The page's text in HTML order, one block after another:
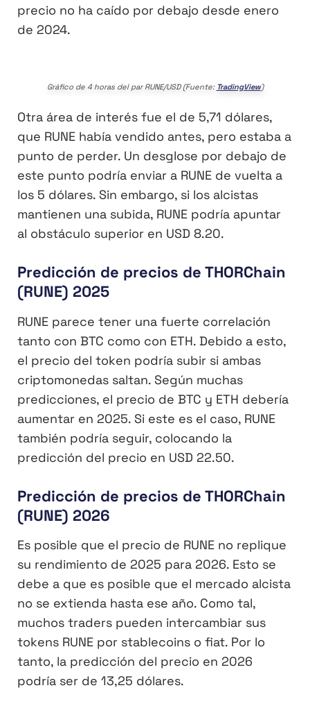
precio no ha caído por debajo desde enero
de 2024.
Gráfico de 4 horas del par RUNE/USD (Fuente: TradingView)
Otra área de interés fue el de 5,71 dólares,
que RUNE había vendido antes, pero estaba a
punto de perder. Un desglose por debajo de
este punto podría enviar a RUNE de vuelta a
los 5 dólares. Sin embargo, si los alcistas
mantienen una subida, RUNE podría apuntar
al obstáculo superior en USD 8.20.
Predicción de precios de THORChain
(RUNE) 2025
RUNE parece tener una fuerte correlación
tanto con BTC como con ETH. Debido a esto,
el precio del token podría subir si ambas
criptomonedas saltan. Según muchas
predicciones, el precio de BTC y ETH debería
aumentar en 2025. Si este es el caso, RUNE
también podría seguir, colocando la
predicción del precio en USD 22.50.
Predicción de precios de THORChain
(RUNE) 2026
Es posible que el precio de RUNE no replique
su rendimiento de 2025 para 2026. Esto se
debe a que es posible que el mercado alcista
no se extienda hasta ese año. Como tal,
muchos traders pueden intercambiar sus
tokens RUNE por stablecoins o fiat. Por lo
tanto, la predicción del precio en 2026
podría ser de 13,25 dólares.